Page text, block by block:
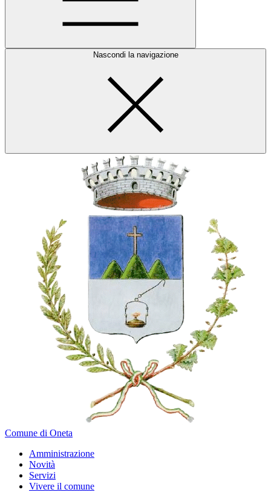
Nascondi la navigazione
Comune di Oneta
Amministrazione
Novità
Servizi
Vivere il comune